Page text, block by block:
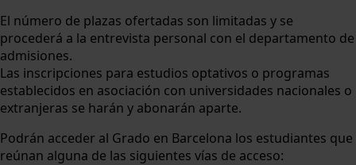
El número de plazas ofertadas son limitadas y se
procederá a la entrevista personal con el departamento de
admisiones.
Las inscripciones para estudios optativos o programas
establecidos en asociación con universidades nacionales o
extranjeras se harán y abonarán aparte.
Podrán acceder al Grado en Barcelona los estudiantes que
reúnan alguna de las siguientes vías de acceso: